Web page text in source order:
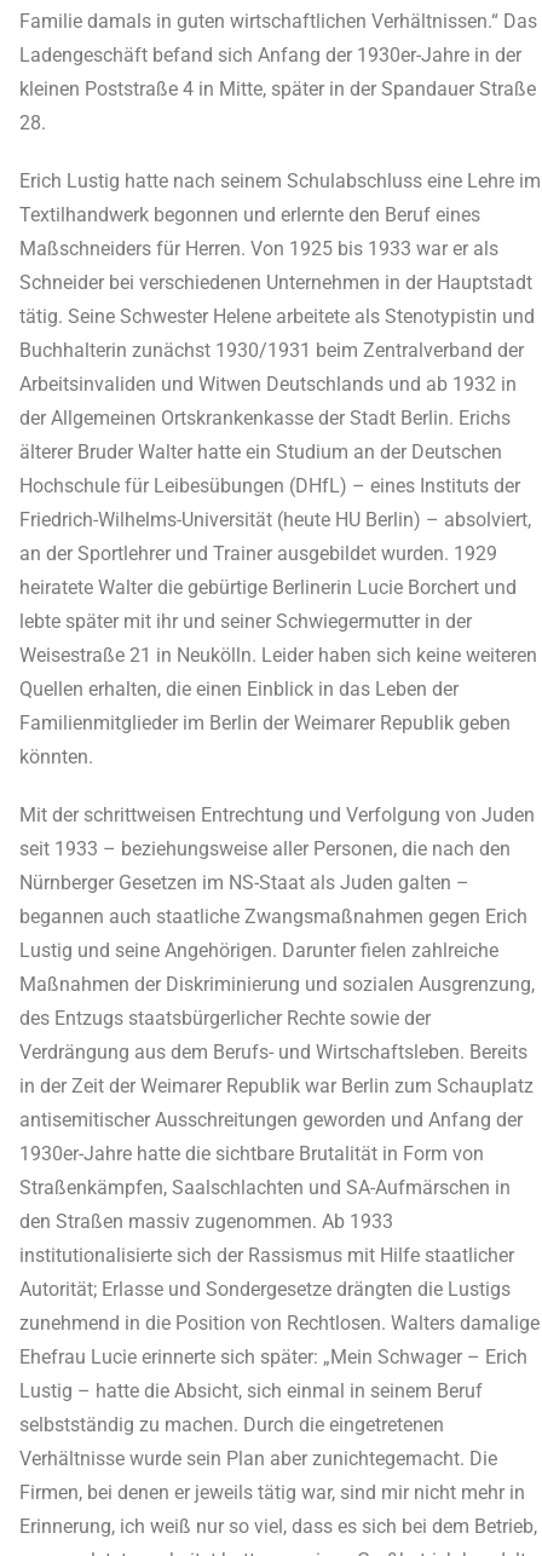
Familie damals in guten wirtschaftlichen Verhältnissen.“ Das
Ladengeschäft befand sich Anfang der 1930er-Jahre in der
kleinen Poststraße 4 in Mitte, später in der Spandauer Straße
28.
Erich Lustig hatte nach seinem Schulabschluss eine Lehre im
Textilhandwerk begonnen und erlernte den Beruf eines
Maßschneiders für Herren. Von 1925 bis 1933 war er als
Schneider bei verschiedenen Unternehmen in der Hauptstadt
tätig. Seine Schwester Helene arbeitete als Stenotypistin und
Buchhalterin zunächst 1930/1931 beim Zentralverband der
Arbeitsinvaliden und Witwen Deutschlands und ab 1932 in
der Allgemeinen Ortskrankenkasse der Stadt Berlin. Erichs
älterer Bruder Walter hatte ein Studium an der Deutschen
Hochschule für Leibesübungen (DHfL) – eines Instituts der
Friedrich-Wilhelms-Universität (heute HU Berlin) – absolviert,
an der Sportlehrer und Trainer ausgebildet wurden. 1929
heiratete Walter die gebürtige Berlinerin Lucie Borchert und
lebte später mit ihr und seiner Schwiegermutter in der
Weisestraße 21 in Neukölln. Leider haben sich keine weiteren
Quellen erhalten, die einen Einblick in das Leben der
Familienmitglieder im Berlin der Weimarer Republik geben
könnten.
Mit der schrittweisen Entrechtung und Verfolgung von Juden
seit 1933 – beziehungsweise aller Personen, die nach den
Nürnberger Gesetzen im NS-Staat als Juden galten –
begannen auch staatliche Zwangsmaßnahmen gegen Erich
Lustig und seine Angehörigen. Darunter fielen zahlreiche
Maßnahmen der Diskriminierung und sozialen Ausgrenzung,
des Entzugs staatsbürgerlicher Rechte sowie der
Verdrängung aus dem Berufs- und Wirtschaftsleben. Bereits
in der Zeit der Weimarer Republik war Berlin zum Schauplatz
antisemitischer Ausschreitungen geworden und Anfang der
1930er-Jahre hatte die sichtbare Brutalität in Form von
Straßenkämpfen, Saalschlachten und SA-Aufmärschen in
den Straßen massiv zugenommen. Ab 1933
institutionalisierte sich der Rassismus mit Hilfe staatlicher
Autorität; Erlasse und Sondergesetze drängten die Lustigs
zunehmend in die Position von Rechtlosen. Walters damalige
Ehefrau Lucie erinnerte sich später: „Mein Schwager – Erich
Lustig – hatte die Absicht, sich einmal in seinem Beruf
selbstständig zu machen. Durch die eingetretenen
Verhältnisse wurde sein Plan aber zunichtegemacht. Die
Firmen, bei denen er jeweils tätig war, sind mir nicht mehr in
Erinnerung, ich weiß nur so viel, dass es sich bei dem Betrieb,